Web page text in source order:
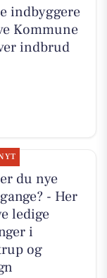
indbyggere
Kommune
indbrud
du nye
- Her
ledige
i
og